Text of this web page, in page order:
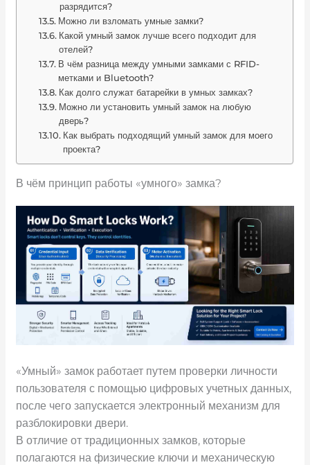
разрядится?
Можно ли взломать умные замки?
Какой умный замок лучше всего подходит для
отелей?
В чём разница между умными замками с RFID-
метками и Bluetooth?
Как долго служат батарейки в умных замках?
Можно ли установить умный замок на любую
дверь?
Как выбрать подходящий умный замок для моего
проекта?
В чём принцип работы «умного» замка?
«Умный» замок работает путем проверки личности
пользователя с помощью цифровых учетных данных,
после чего запускается электронный механизм для
разблокировки двери.
В отличие от традиционных замков, которые
полагаются на физические ключи и механическую